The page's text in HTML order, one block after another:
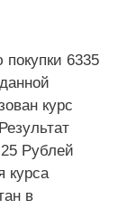
6335
курс
Рублей
курса
в